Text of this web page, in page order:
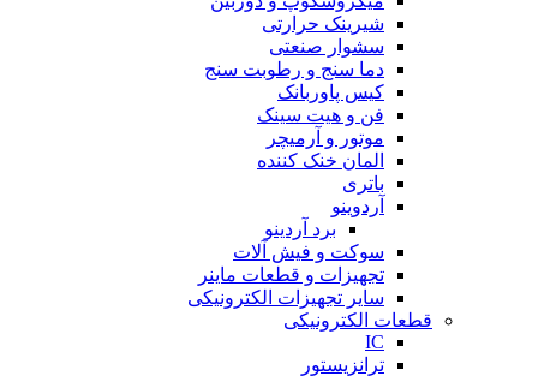
شیرینک حرارتی
سشوار صنعتی
دما سنج و رطوبت سنج
کیس پاوربانک
فن و هیت سینک
موتور و آرمیچر
المان خنک کننده
باتری
آردوینو
برد آردینو
سوکت و فیش آلات
تجهیزات و قطعات ماینر
سایر تجهیزات الکترونیکی
قطعات الکترونیکی
IC
ترانزیستور